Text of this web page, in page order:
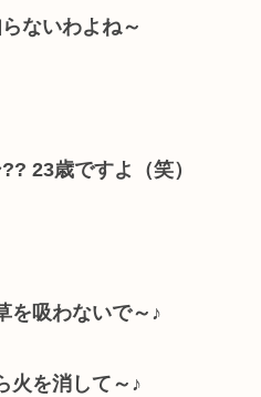
ないわよね～
23歳ですよ（笑）
を吸わないで～♪
火を消して～♪